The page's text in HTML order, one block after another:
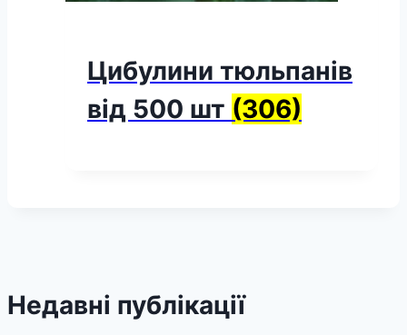
Цибулини тюльпанів
від 500 шт (306)
Недавні публікації